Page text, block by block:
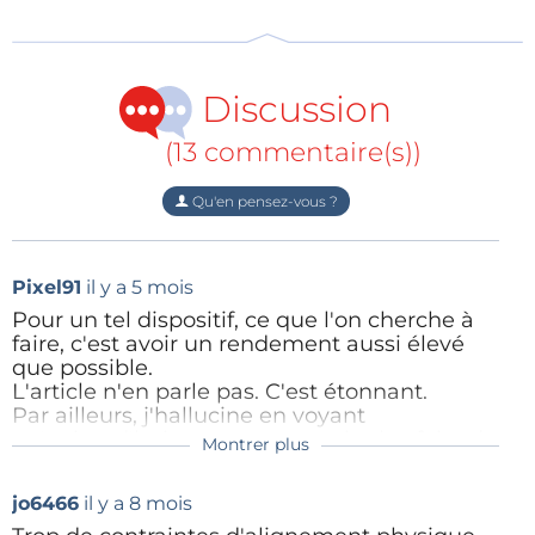
l’énergie.
Figure 2. Modèle équivalent du couplage inductif simulé sous ADS.
Nous avons monté un condensateur en parallèle sur
chaque bobine. L’oscillateur à onde carrée est relié à
la bobine source, tandis que l’étage amplificateur est
couplé inductivement à la bobine de charge.
Discussion
(13 commentaire(s))
Qu'en pensez-vous ?
Pixel91 il y a 5 mois
Pour un tel dispositif, ce que l'on cherche à
faire, c'est avoir un rendement aussi élevé
que possible.
L'article n'en parle pas. C'est étonnant.
Par ailleurs, j'hallucine en voyant
qu'aujourd'hui, personne ne sait plus faire de
deux transistors et quelques résistances et
Konkzor il y a 5 mois
ne parle pas du rendement du système.
Montrer plus
jo6466 il y a 8 mois